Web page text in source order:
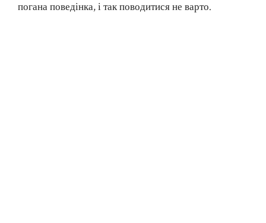
погана поведінка, і так поводитися не варто.